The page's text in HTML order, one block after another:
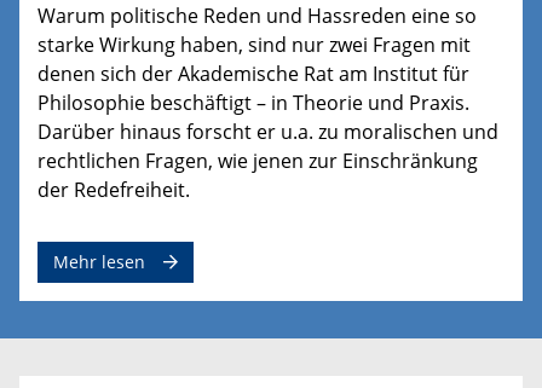
Warum politische Reden und Hassreden eine so
starke Wirkung haben, sind nur zwei Fragen mit
denen sich der Akademische Rat am Institut für
Philosophie beschäftigt – in Theorie und Praxis.
Darüber hinaus forscht er u.a. zu moralischen und
rechtlichen Fragen, wie jenen zur Einschränkung
der Redefreiheit.
Mehr lesen